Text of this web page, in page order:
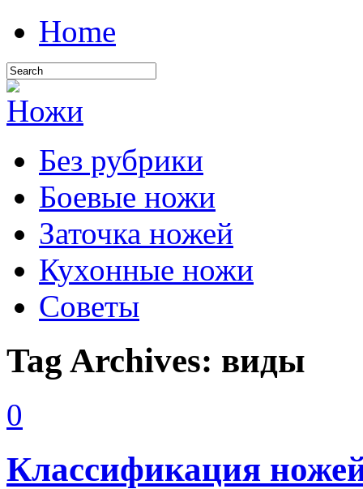
Home
Без рубрики
Боевые ножи
Заточка ножей
Кухонные ножи
Советы
Tag Archives: виды
0
Классификация